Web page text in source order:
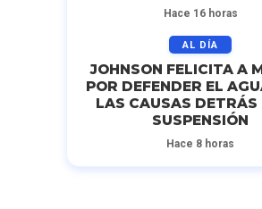
Hace 16 horas
AL DÍA
JOHNSON FELICITA A
POR DEFENDER EL
LAS CAUSAS DETRÁS
SUSPENSIÓN
Hace 8 horas